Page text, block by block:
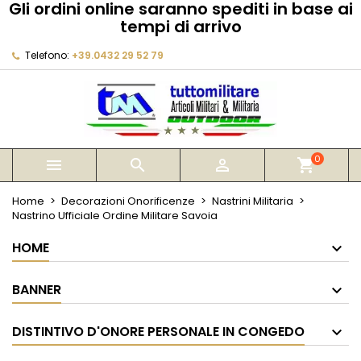
Gli ordini online saranno spediti in base ai
tempi di arrivo
Telefono: +39.0432 29 52 79
   shopping_cart0
Home Decorazioni Onorificenze
Nastrini Militaria
Nastrino Ufficiale Ordine Militare Savoia
HOME
BANNER
DISTINTIVO D'ONORE PERSONALE IN CONGEDO
My wishlists
add_circle_outline Create new list
Crea lista dei desideri
Annulla Crea lista dei desideri
Devi avere effettuato l'accesso per salvare dei
prodotti nella tua lista dei desideri.
Annulla